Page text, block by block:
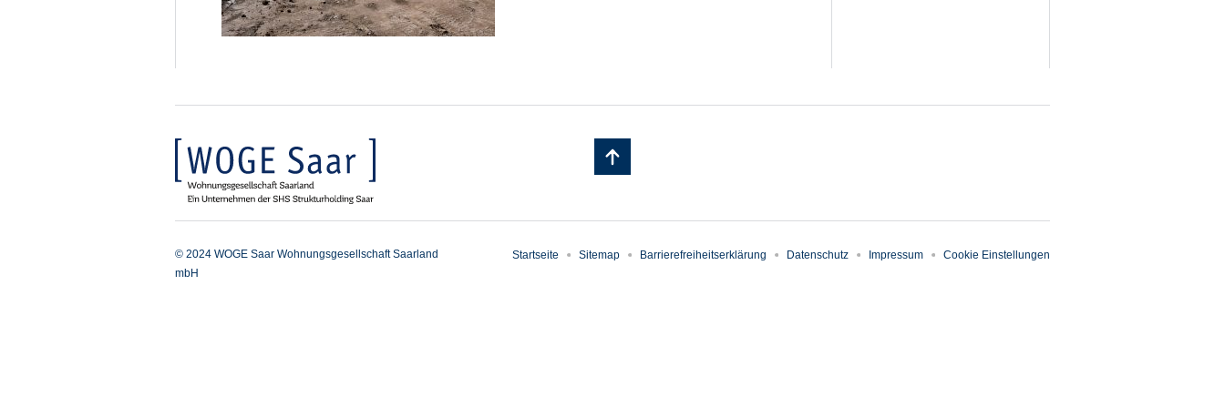
© 2024 WOGE Saar Wohnungsgesellschaft Saarland
mbH
Startseite Sitemap Barrierefreiheitserklärung Datenschutz Impressum Cookie Einstellungen